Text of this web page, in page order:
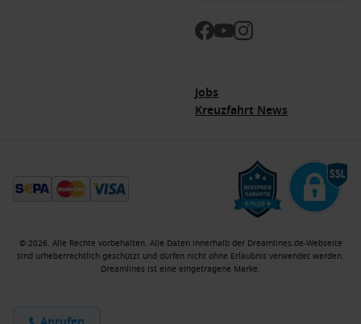
Jobs
Kreuzfahrt News
© 2026. Alle Rechte vorbehalten. Alle Daten innerhalb der Dreamlines.de-Webseite
sind urheberrechtlich geschützt und dürfen nicht ohne Erlaubnis verwendet werden.
Dreamlines ist eine eingetragene Marke.
Kreuzfahrtberater